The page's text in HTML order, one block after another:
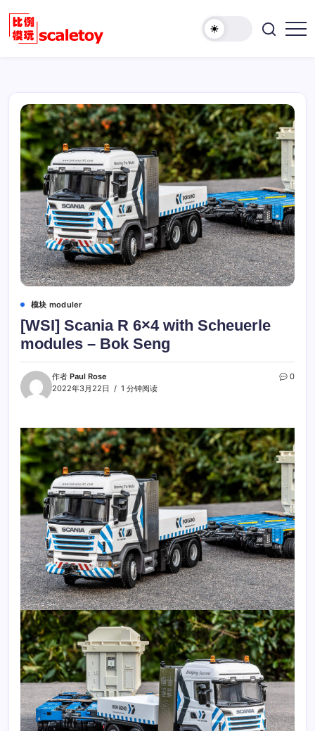
正
欢
例
模
型
玩
具
天
地！
模块 moduler
[WSI] Scania R 6×4 with Scheuerle
modules – Bok Seng
作者 Paul Rose
2022年3月22日
1 分钟阅读
0